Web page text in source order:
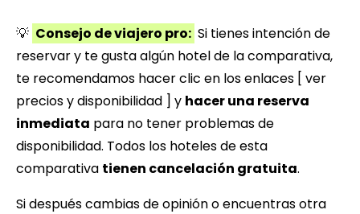
💡 Consejo de viajero pro: Si tienes intención de
reservar y te gusta algún hotel de la comparativa,
te recomendamos hacer clic en los enlaces [ ver
precios y disponibilidad ] y hacer una reserva
inmediata para no tener problemas de
disponibilidad. Todos los hoteles de esta
comparativa tienen cancelación gratuita.
Si después cambias de opinión o encuentras otra